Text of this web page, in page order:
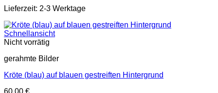
Lieferzeit: 2-3 Werktage
Schnellansicht
Nicht vorrätig
gerahmte Bilder
Kröte (blau) auf blauen gestreiften Hintergrund